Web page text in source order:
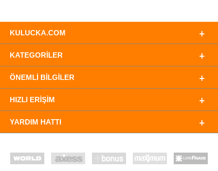
KULUCKA.COM
KATEGORILER
ÖNEMLI BILGILER
HIZLI ERIŞIM
YARDIM HATTI